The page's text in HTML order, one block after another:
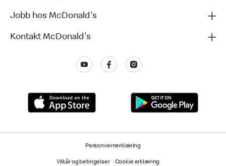
Jobb hos McDonald's
Kontakt McDonald's
Personvernerklæring
Vilkår og betingelser Cookie erklæring